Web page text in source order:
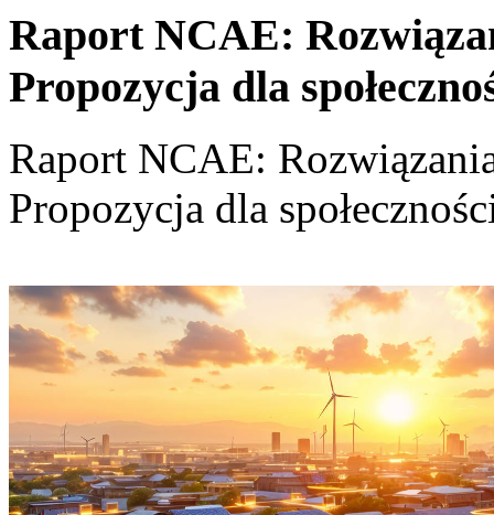
Raport NCAE:
Propozycja dla
Raport NCAE:
Propozycja dla